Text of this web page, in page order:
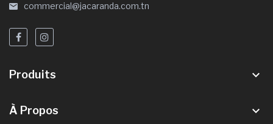
commercial@jacaranda.com.tn
Produits keyboard_arrow_down
À Propos keyboard_arrow_down